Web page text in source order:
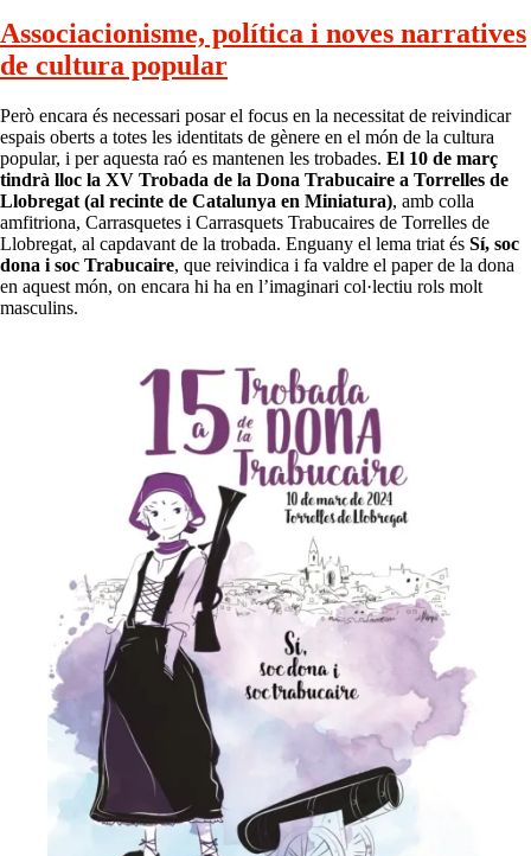
Associacionisme, política i noves narratives
de cultura popular
Però encara és necessari posar el focus en la necessitat de reivindicar
espais oberts a totes les identitats de gènere en el món de la cultura
popular, i per aquesta raó es mantenen les trobades. El 10 de març
tindrà lloc la XV Trobada de la Dona Trabucaire a Torrelles de
Llobregat (al recinte de Catalunya en Miniatura), amb colla
amfitriona, Carrasquetes i Carrasquets Trabucaires de Torrelles de
Llobregat, al capdavant de la trobada. Enguany el lema triat és Sí, soc
dona i soc Trabucaire, que reivindica i fa valdre el paper de la dona
en aquest món, on encara hi ha en l’imaginari col·lectiu rols molt
masculins.